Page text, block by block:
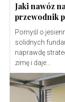
Jaki nawóz
przewodnik
Pomyśl o
solidnych
naprawdę
zimę i daje...